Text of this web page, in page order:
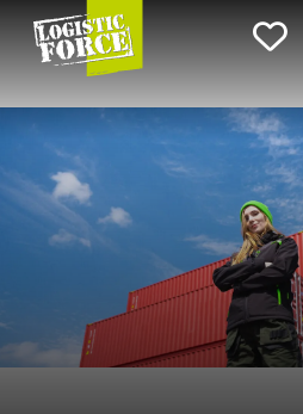
Logistic
Force